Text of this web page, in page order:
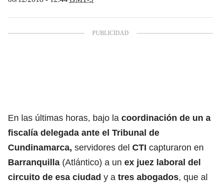
En las últimas horas, bajo la coordinación de un a
fiscalía delegada ante el Tribunal de
Cundinamarca, servidores del CTI capturaron en
Barranquilla (Atlántico) a un ex juez laboral del
circuito de esa ciudad y a tres abogados, que al